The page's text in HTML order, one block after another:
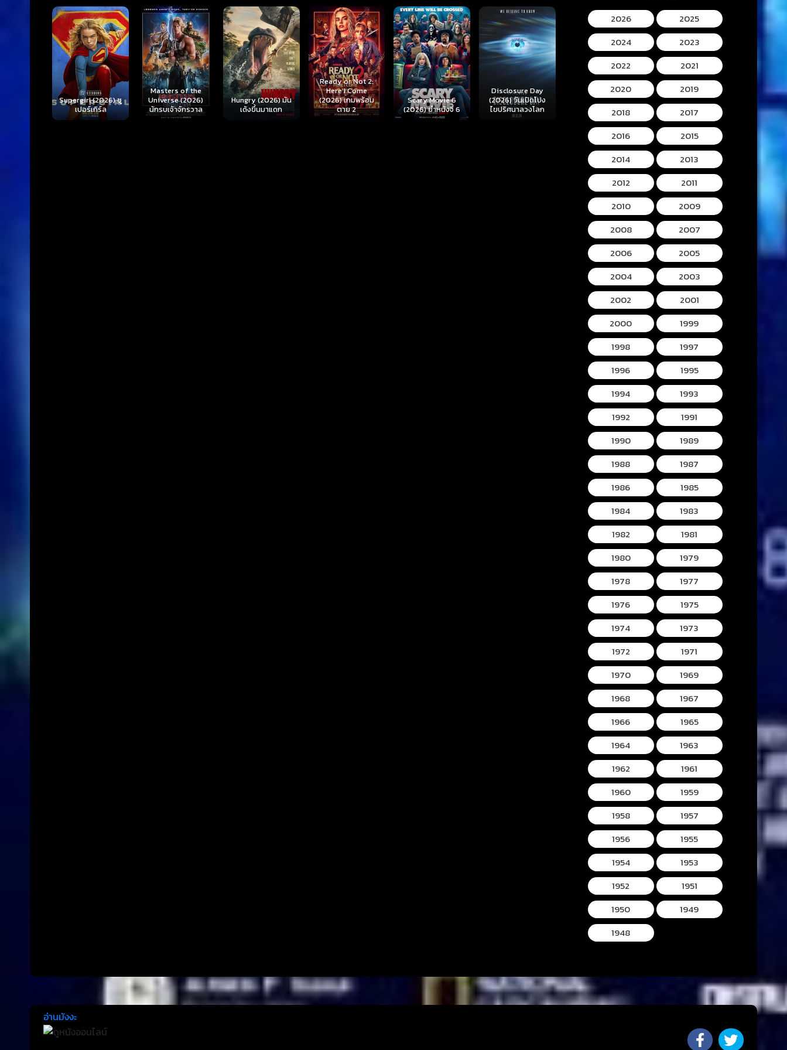
Masters of the
Universe (2026)
นักรบเจ้าจักรวาล
Hungry (2026) มัน
เด้งขึ้นมาแดก
Ready or Not 2:
Here I Come
(2026) เกมพร้อม
ตาย 2
Scary Movie 6
(2026) ยำหนังจี้ 6
Disclosure Day
(2026) วันเปิดโปง
ไขปริศนาลวงโลก
Backrooms (2026)
นรกห้องลับ
Hokum (2026) ห้อง
กุมวิญญาณ
Mortal Kombat II
(2026) มอร์ทัล คอม
แบท 2
Lee
Mummy
โครนิน เดอ
2026
2025
2024
2023
2022
2021
2020
2019
2018
2017
2016
2015
2014
2013
2012
2011
2010
2009
2008
2007
2006
2005
2004
2003
2002
2001
2000
1999
1998
1997
1996
1995
1994
1993
1992
1991
1990
1989
1988
1987
1986
1985
1984
1983
1982
1981
1980
1979
1978
1977
1976
1975
1974
1973
1972
1971
1970
1969
1968
1967
1966
1965
1964
1963
1962
1961
1960
1959
1958
1957
1956
1955
1954
1953
1952
1951
1950
1949
1948
อ่านมังงะ